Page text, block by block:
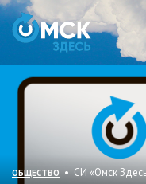
ОБЩЕСТВО • СИ «Омск